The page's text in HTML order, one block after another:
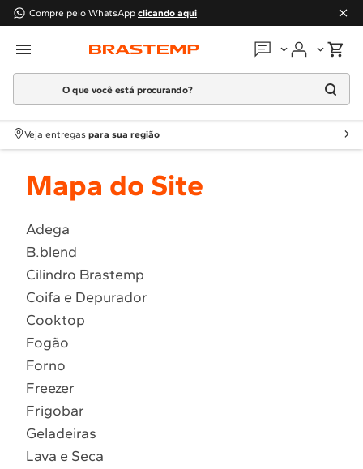
Compre pelo WhatsApp clicando aqui
Em que podemos
Atendimento Brastemp
O que você está procurando?
Termos mais buscados
1º Geladeira
2
Fogao
4 º Lava Louça
5 º Cooktop
6º Microondas Brastemp
7º Forno
8º Embutir
9º Combos
Veja entregas para sua região
Mapa do Site
Adega
B.blend
Cilindro Brastemp
Coifa e Depurador
Cooktop
Fogão
Forno
Freezer
Frigobar
Geladeiras
Lava e Seca